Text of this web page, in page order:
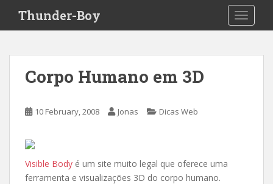
i
Thunder-Boy
Corpo Humano em 3D
10 February, 2008 Jonas Dicas Web
Visible Body é um site muito legal que oferece uma
ferramenta e visualizações 3D do corpo humano.